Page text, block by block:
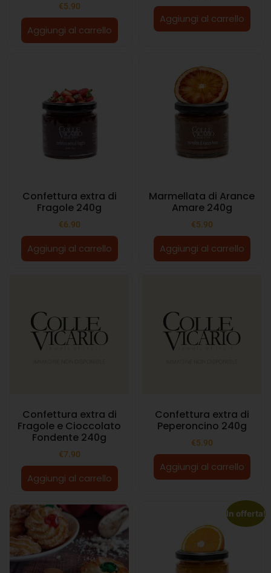
€5.90
Aggiungi al carrello
Aggiungi al carrello
Confettura extra di
Fragole 240g
€6.90
Aggiungi al carrello
Marmellata di Arance
Amare 240g
€5.90
Aggiungi al carrello
Confettura extra di
Fragole e Cioccolato
Fondente 240g
€7.90
Aggiungi al carrello
Confettura extra di
Peperoncino 240g
€5.90
Aggiungi al carrello
In offerta!